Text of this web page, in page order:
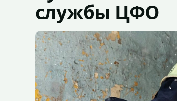
службы ЦФО